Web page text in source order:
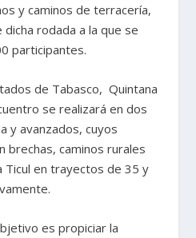
y caminos de terracería,
dicha rodada a la que se
participantes.
de Tabasco, Quintana
se realizará en dos
y avanzados, cuyos
brechas, caminos rurales
Ticul en trayectos de 35 y
es propiciar la